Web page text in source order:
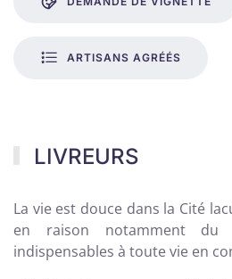
ARTISANS AGRÉÉS
LIVREURS
La vie est douce dans la Cité
en raison notamment du
indispensables à toute vie en